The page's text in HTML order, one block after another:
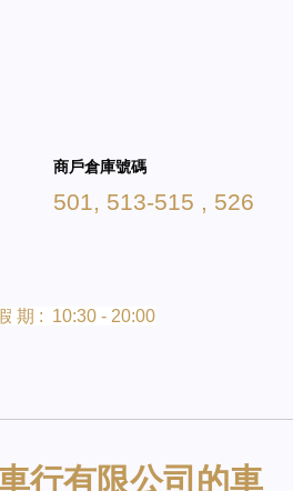
商戶倉庫號碼
501, 513-515 , 526
期 : 10:30 - 20:00